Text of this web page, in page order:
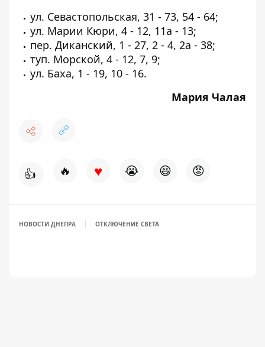
ул. Севастопольская, 31 - 73, 54 - 64;
ул. Марии Кюри, 4 - 12, 11а - 13;
пер. Диканский, 1 - 27, 2 - 4, 2а - 38;
туп. Морской, 4 - 12, 7, 9;
ул. Баха, 1 - 19, 10 - 16.
Мария Чалая
👍 🔥 ♥ 😭 😆 😡
НОВОСТИ ДНЕПРА ОТКЛЮЧЕНИЕ СВЕТА